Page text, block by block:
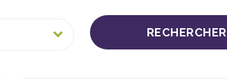
RECHERCHER